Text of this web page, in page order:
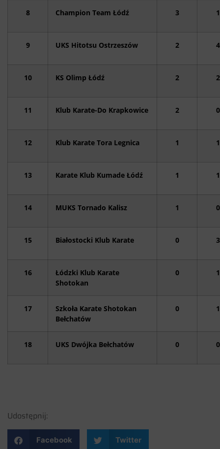
8 Champion Team Łódź 3 1
9 UKS Hitotsu Ostrzeszów 2 4
10 KS Olimp Łódź 2 2
11 Klub Karate-Do Krapkowice 2 0
12 Klub Karate Tora Legnica 1 1
13 Karate Klub Kumade Łódź 1 1
14 MUKS Tornado Kalisz 1 0
15 Białostocki Klub Karate 0 3
16
Łódzki Klub Karate
Shotokan
0 1
17
Szkoła Karate Shotokan
Bełchatów
0 1
18 UKS Dwójka Bełchatów 0 0
Udostępnij:
Facebook Twitter